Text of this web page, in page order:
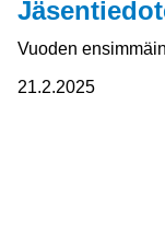
Vuoden
21.2.2025